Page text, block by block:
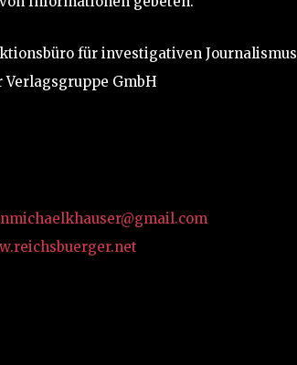
für investigativen Journalismus
GmbH